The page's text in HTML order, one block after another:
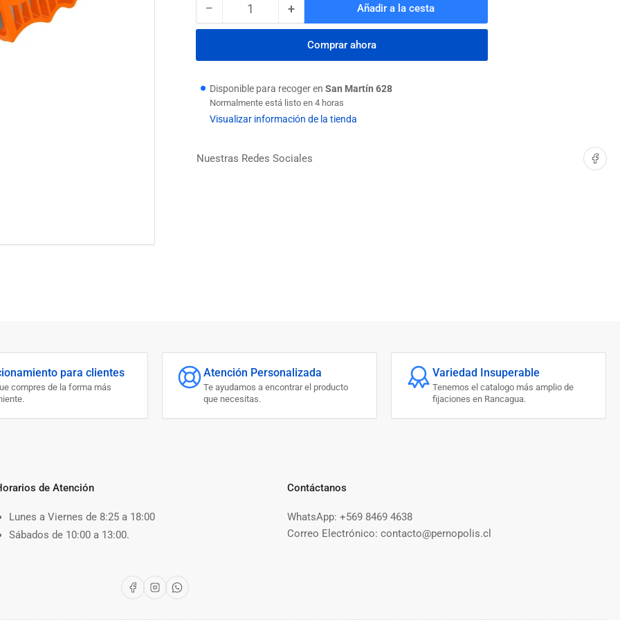
− Reducir
cantidad
ESCOBILLA
10&quot;
C/MANGO
WOKIN
Cantidad +Aumentar
cantidad
para
ESCOBILLA
10&quot;
C/MANGO
WOKIN
Añadir a la cesta
Comprar ahora
Disponible para recoger en San Martín 628
Normalmente está listo en 4 horas
Visualizar información de la tienda
Nuestras Redes Sociales Compartir
para clientes
compres de la forma más
Atención Personalizada
Te ayudamos a encontrar el producto
que necesitas.
Variedad Insuperable
Tenemos el catalogo más amplio de
fijaciones en Rancagua.
de Atención
Lunes a Viernes de 8:25 a 18:00
Sábados de 10:00 a 13:00.
Contáctanos
WhatsApp: +569 8469 4638
Correo Electrónico: contacto@pernopolis.cl
Facebook
InstagramWhatsApp